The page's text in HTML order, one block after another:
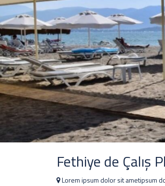
Fethiye de Çalış
Lorem ipsum dolor sit ametipsum